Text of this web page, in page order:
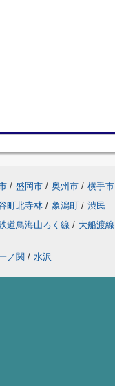
/ 盛岡市 / 奥州市 / 横手市
町北寺林 / 象潟町 / 渋民
道鳥海山ろく線 / 大船渡線
ノ関 / 水沢